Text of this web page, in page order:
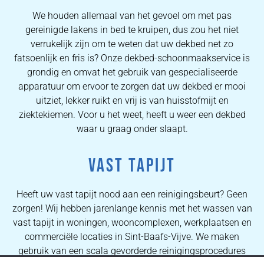
We houden allemaal van het gevoel om met pas
gereinigde lakens in bed te kruipen, dus zou het niet
verrukelijk zijn om te weten dat uw dekbed net zo
fatsoenlijk en fris is? Onze dekbed-schoonmaakservice is
grondig en omvat het gebruik van gespecialiseerde
apparatuur om ervoor te zorgen dat uw dekbed er mooi
uitziet, lekker ruikt en vrij is van huisstofmijt en
ziektekiemen. Voor u het weet, heeft u weer een dekbed
waar u graag onder slaapt.
VAST TAPIJT
Heeft uw vast tapijt nood aan een reinigingsbeurt? Geen
zorgen! Wij hebben jarenlange kennis met het wassen van
vast tapijt in woningen, wooncomplexen, werkplaatsen en
commerciële locaties in Sint-Baafs-Vijve. We maken
gebruik van een scala gevorderde reinigingsprocedures